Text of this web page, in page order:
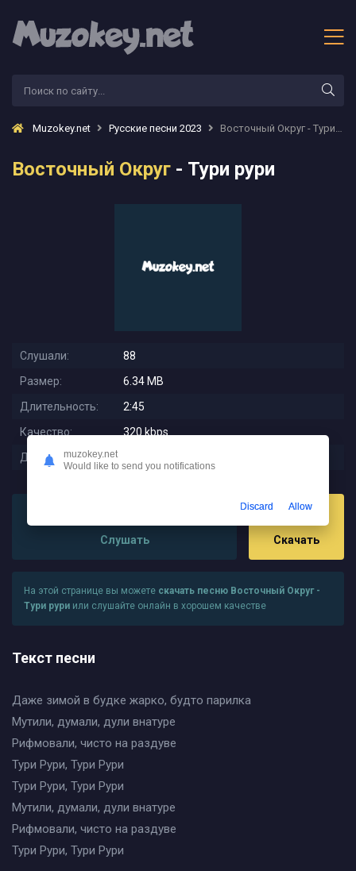
Muzokey.net Русские песни 2023 Восточный Округ - Тури рури
Восточный Округ - Тури рури
Слушали:
88
Размер:
6.34 MB
Длительность:
2:45
Качество:
320 kbps
Дата релиза:
Слушать Скачать
На этой странице вы можете скачать песню Восточный Округ -
Тури рури или слушайте онлайн в хорошем качестве
Текст песни
Даже зимой в будке жарко, будто парилка
Мутили, думали, дули внатуре
Рифмовали, чисто на раздуве
Тури Рури, Тури Рури
Тури Рури, Тури Рури
Мутили, думали, дули внатуре
Рифмовали, чисто на раздуве
Тури Рури, Тури Рури
muzokey.net
Would like to send you notifications
Discard Allow